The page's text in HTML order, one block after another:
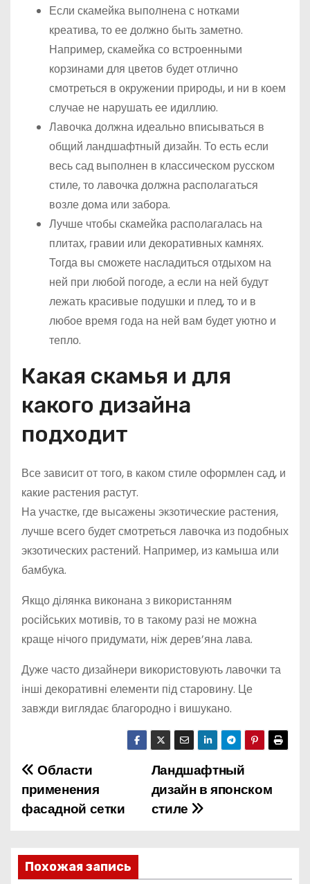
Если скамейка выполнена с нотками
креатива, то ее должно быть заметно.
Например, скамейка со встроенными
корзинами для цветов будет отлично
смотреться в окружении природы, и ни в коем
случае не нарушать ее идиллию.
Лавочка должна идеально вписываться в
общий ландшафтный дизайн. То есть если
весь сад выполнен в классическом русском
стиле, то лавочка должна располагаться
возле дома или забора.
Лучше чтобы скамейка располагалась на
плитах, гравии или декоративных камнях.
Тогда вы сможете насладиться отдыхом на
ней при любой погоде, а если на ней будут
лежать красивые подушки и плед, то и в
любое время года на ней вам будет уютно и
тепло.
Какая скамья и для
какого дизайна
подходит
Все зависит от того, в каком стиле оформлен сад, и
какие растения растут.
На участке, где высажены экзотические растения,
лучше всего будет смотреться лавочка из подобных
экзотических растений. Например, из камыша или
бамбука.
Якщо ділянка виконана з використанням
російських мотивів, то в такому разі не можна
краще нічого придумати, ніж дерев’яна лава.
Дуже часто дизайнери використовують лавочки та
інші декоративні елементи під старовину. Це
завжди виглядає благородно і вишукано.
Н
а
и
Ландшафтный
дизайн в японском
стиле
Области
применения
фасадной сетки
Похожая запись